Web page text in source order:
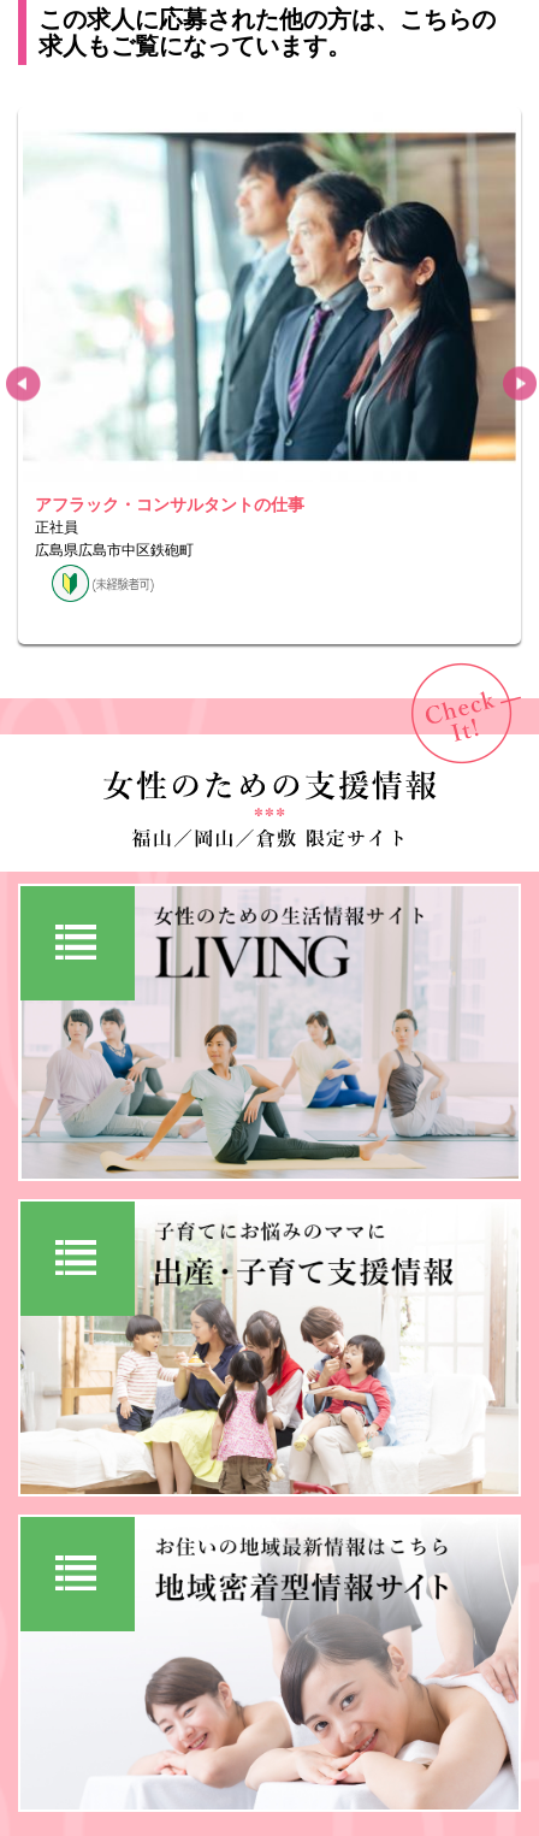
この求人に応募された他の方は、こちらの
求人もご覧になっています。
アフラック・コンサルタントの仕事
正社員
広島県広島市中区鉄砲町